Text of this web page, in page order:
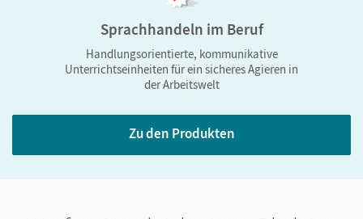
Deutschkenntnisse: 400 UE
Basismodul B2 inklusive Brückenkurs B1+: 500
UE
Sprachhandeln im Beruf
Handlungsorientierte, kommunikative
Unterrichtseinheiten für ein sicheres Agieren in
der Arbeitswelt
Zu den Produkten